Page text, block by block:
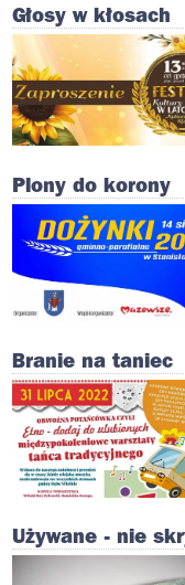
Głosy w kłosach
Plony do korony
Branie na taniec
Używane - nie